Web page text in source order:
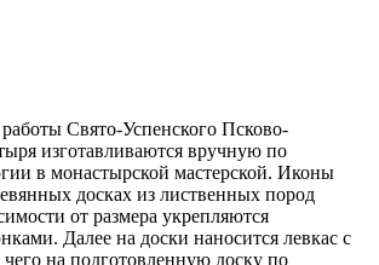
Свято-Успенского Псково-
изготавливаются вручную по
в монастырской мастерской. Иконы
досках из лиственных пород
от размера укрепляются
Далее на доски наносится левкас с
на подготовленную доску по